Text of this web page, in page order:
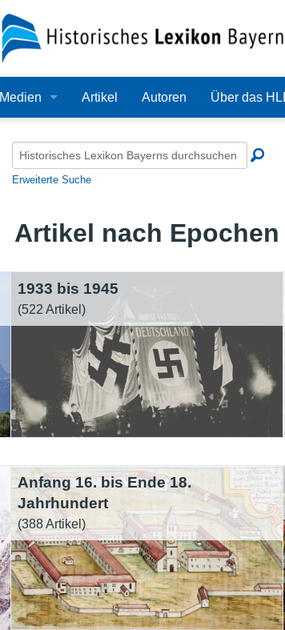
Medien
Audio
PDF
Artikel Autoren Über das
Redaktion
Zehn Jahre
Häufige
Erweiterte Suche
Artikel nach Epochen
1933 bis 1945
(522 Artikel)
Anfang 16. bis Ende 18.
Jahrhundert
(388 Artikel)